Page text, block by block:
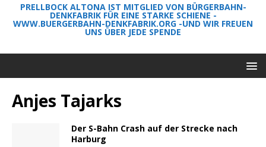
PRELLBOCK ALTONA IST MITGLIED VON BÜRGERBAHN-
DENKFABRIK FÜR EINE STARKE SCHIENE -
WWW.BUERGERBAHN-DENKFABRIK.ORG -UND WIR FREUEN
UNS ÜBER JEDE SPENDE
Anjes Tajarks
Der S-Bahn Crash auf der Strecke nach
Harburg